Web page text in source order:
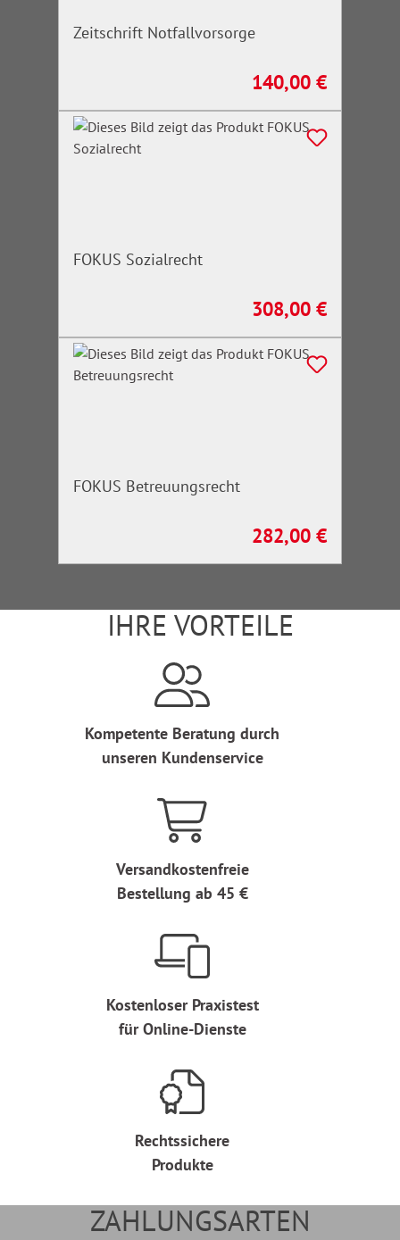
Zeitschrift Notfallvorsorge
Regulärer Preis:
140,00 €
FOKUS Sozialrecht
Regulärer Preis:
308,00 €
FOKUS Betreuungsrecht
Regulärer Preis:
282,00 €
IHRE VORTEILE
Kompetente Beratung durch
unseren Kundenservice
Versandkostenfreie
Bestellung ab 45 €
Kostenloser Praxistest
für Online-Dienste
Rechtssichere
Produkte
ZAHLUNGSARTEN